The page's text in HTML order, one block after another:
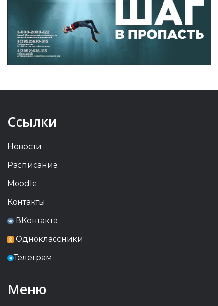
Ссылки
Новости
Расписание
Moodle
Контакты
ВКонтакте
Одноклассники
Телеграм
Меню